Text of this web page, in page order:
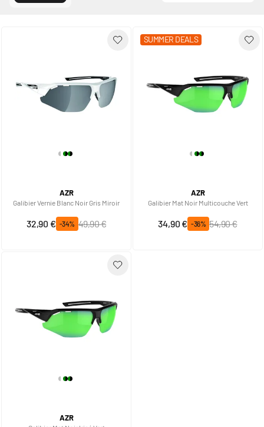
AZR
Galibier Vernie Blanc Noir Gris Miroir
Prix spécial
32,90 € -34%
Prix normal
49,90 €
SUMMER DEALS
AZR
Galibier Mat Noir Multicouche Vert
Prix spécial
34,90 € -36%
Prix normal
54,90 €
AZR